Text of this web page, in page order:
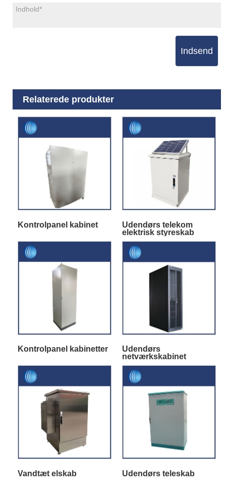
Indsend
Relaterede produkter
Kontrolpanel kabinet
Udendørs telekom
elektrisk styreskab
Kontrolpanel kabinetter
Udendørs
netværkskabinet
Vandtæt elskab Udendørs teleskab